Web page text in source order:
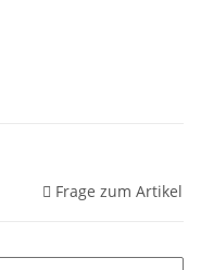
Frage zum Artikel